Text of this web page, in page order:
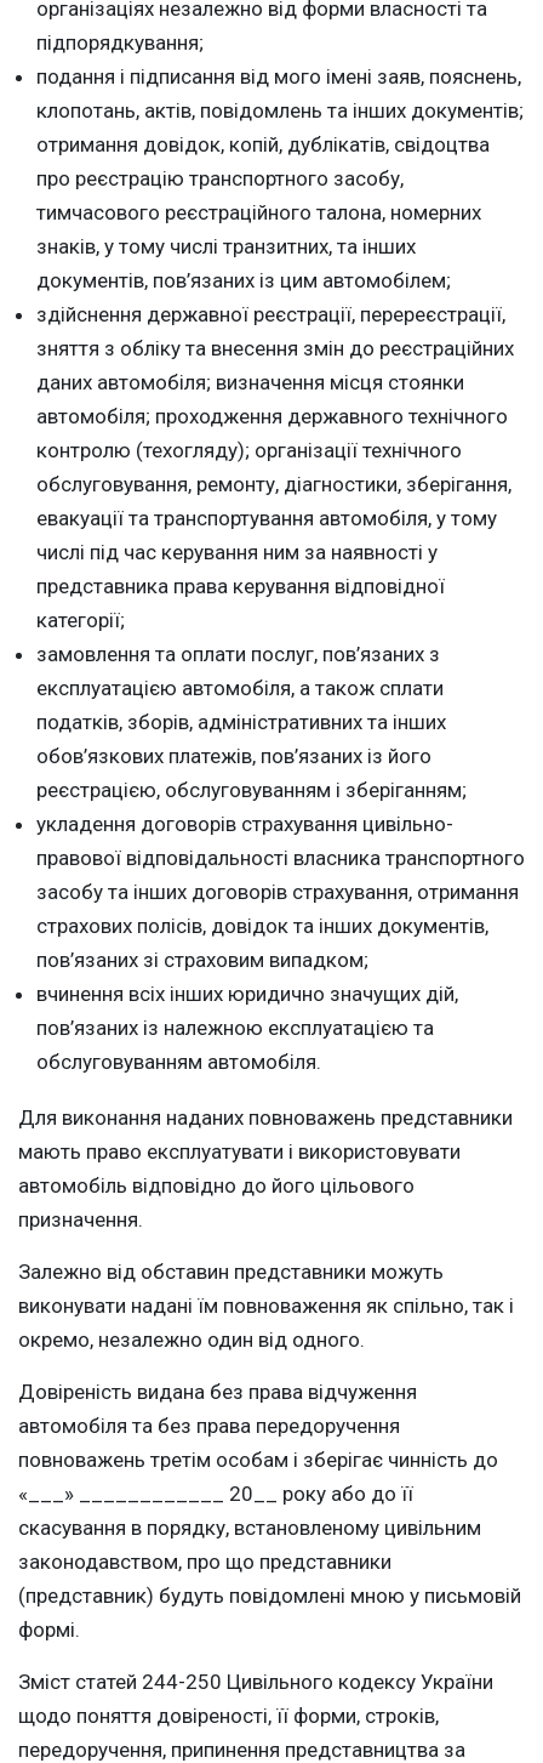
організаціях незалежно від форми власності та
підпорядкування;
подання і підписання від мого імені заяв, пояснень,
клопотань, актів, повідомлень та інших документів;
отримання довідок, копій, дублікатів, свідоцтва
про реєстрацію транспортного засобу,
тимчасового реєстраційного талона, номерних
знаків, у тому числі транзитних, та інших
документів, пов’язаних із цим автомобілем;
здійснення державної реєстрації, перереєстрації,
зняття з обліку та внесення змін до реєстраційних
даних автомобіля; визначення місця стоянки
автомобіля; проходження державного технічного
контролю (техогляду); організації технічного
обслуговування, ремонту, діагностики, зберігання,
евакуації та транспортування автомобіля, у тому
числі під час керування ним за наявності у
представника права керування відповідної
категорії;
замовлення та оплати послуг, пов’язаних з
експлуатацією автомобіля, а також сплати
податків, зборів, адміністративних та інших
обов’язкових платежів, пов’язаних із його
реєстрацією, обслуговуванням і зберіганням;
укладення договорів страхування цивільно-
правової відповідальності власника транспортного
засобу та інших договорів страхування, отримання
страхових полісів, довідок та інших документів,
пов’язаних зі страховим випадком;
вчинення всіх інших юридично значущих дій,
пов’язаних із належною експлуатацією та
обслуговуванням автомобіля.
Для виконання наданих повноважень представники
мають право експлуатувати і використовувати
автомобіль відповідно до його цільового
призначення.
Залежно від обставин представники можуть
виконувати надані їм повноваження як спільно, так і
окремо, незалежно один від одного.
Довіреність видана без права відчуження
автомобіля та без права передоручення
повноважень третім особам і зберігає чинність до
«___» ____________ 20__ року або до її
скасування в порядку, встановленому цивільним
законодавством, про що представники
(представник) будуть повідомлені мною у письмовій
формі.
Зміст статей 244-250 Цивільного кодексу України
щодо поняття довіреності, її форми, строків,
передоручення, припинення представництва за